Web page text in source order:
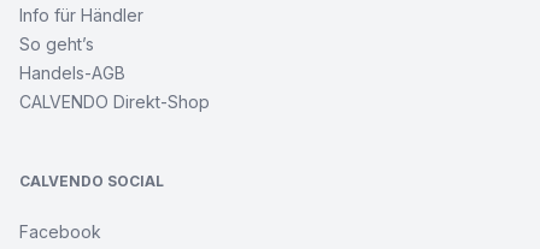
Info für Händler
So geht’s
Handels-AGB
CALVENDO Direkt-Shop
CALVENDO SOCIAL
Facebook